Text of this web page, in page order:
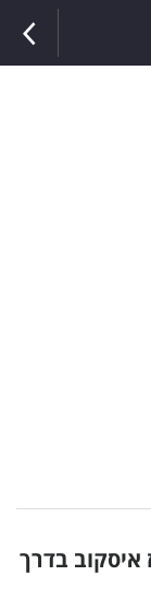
בדרך